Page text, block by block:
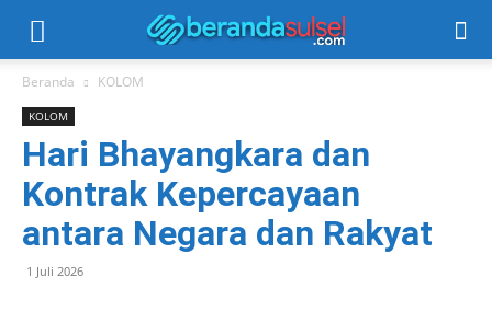
Beranda KOLOM
KOLOM
Hari Bhayangkara dan
Kontrak Kepercayaan
antara Negara dan Rakyat
1 Juli 2026